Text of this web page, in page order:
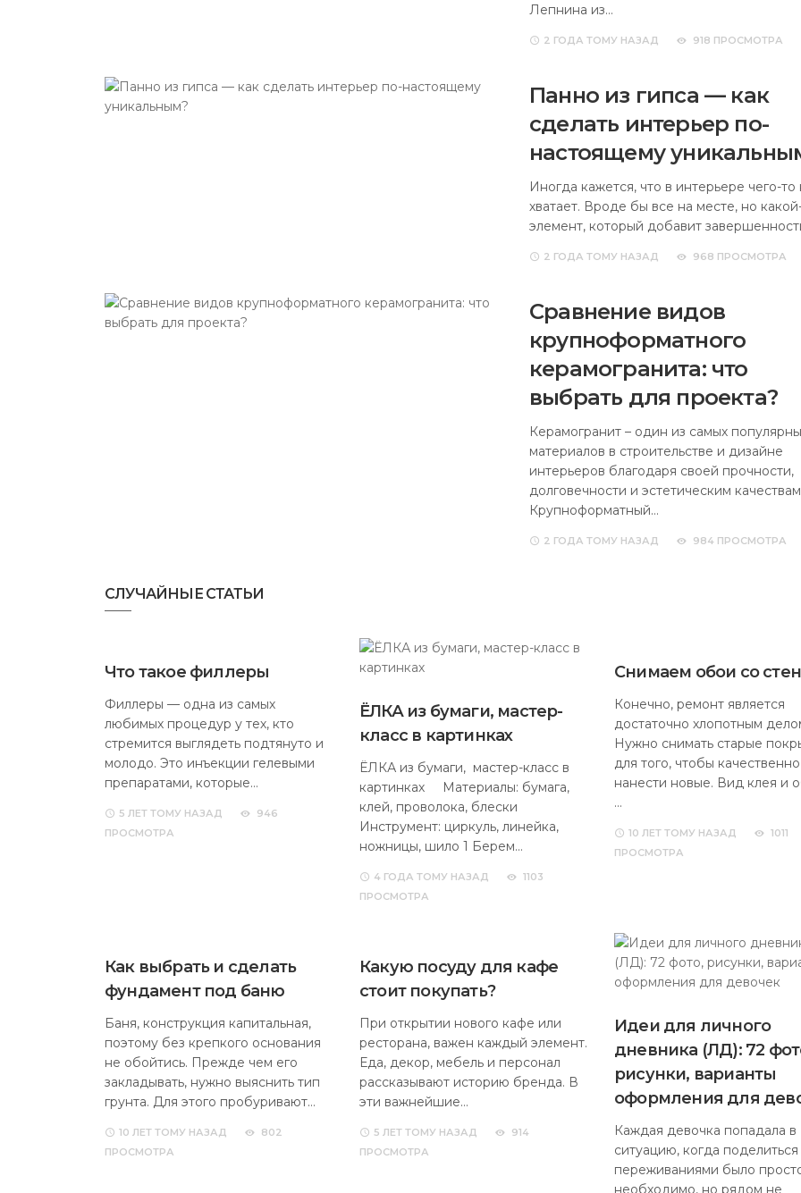
Лепнина из…
2 ГОДА ТОМУ НАЗАД 918 ПРОСМОТРА
Панно из гипса — как
сделать интерьер по-
настоящему
Иногда кажется, что в интерьере чего-то
хватает. Вроде бы все на месте, но
элемент, который добавит
2 ГОДА ТОМУ НАЗАД 968 ПРОСМОТРА
Сравнение видов
крупноформатного
керамогранита: что
выбрать для проекта?
Керамогранит – один из самых
материалов в строительстве и дизайне
интерьеров благодаря своей прочности,
долговечности и эстетическим
Крупноформатный…
2 ГОДА ТОМУ НАЗАД 984 ПРОСМОТРА
СЛУЧАЙНЫЕ СТАТЬИ
Что такое филлеры
Филлеры — одна из самых
любимых процедур у тех, кто
стремится выглядеть подтянуто и
молодо. Это инъекции гелевыми
препаратами, которые…
5 ЛЕТ ТОМУ НАЗАД
946
ПРОСМОТРА
ЁЛКА из бумаги, мастер-
класс в картинках
ЁЛКА из бумаги, мастер-класс в
картинках Материалы: бумага,
клей, проволока, блески
Инструмент: циркуль, линейка,
ножницы, шило 1 Берем…
4 ГОДА ТОМУ НАЗАД
1103
ПРОСМОТРА
Снимаем обои со
Конечно, ремонт является
достаточно хлопотным
Нужно снимать старые
для того, чтобы качественно
нанести новые. Вид клея и
…
10 ЛЕТ ТОМУ НАЗАД
1011
ПРОСМОТРА
Как выбрать и сделать
фундамент под баню
Баня, конструкция капитальная,
поэтому без крепкого основания
не обойтись. Прежде чем его
закладывать, нужно выяснить тип
грунта. Для этого пробуривают…
10 ЛЕТ ТОМУ НАЗАД
802
ПРОСМОТРА
Какую посуду для кафе
стоит покупать?
При открытии нового кафе или
ресторана, важен каждый элемент.
Еда, декор, мебель и персонал
рассказывают историю бренда. В
эти важнейшие…
5 ЛЕТ ТОМУ НАЗАД
914
ПРОСМОТРА
Идеи для личного
дневника (ЛД): 72
рисунки, варианты
оформления для
Каждая девочка попадала в
ситуацию, когда поделиться
переживаниями было
необходимо, но рядом не